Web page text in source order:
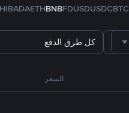
BTC
USDC
FDUSD
BNB
ETH
ADA
كل طرق الدفع
السعر